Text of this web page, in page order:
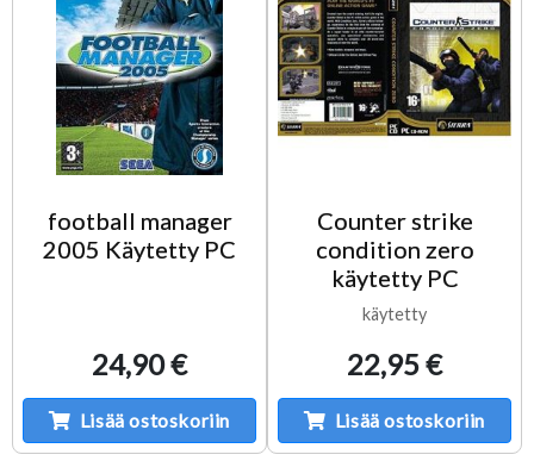
football manager
2005 Käytetty PC
24,90 €
Lisää ostoskoriin
Counter strike
condition zero
käytetty PC
käytetty
22,95 €
Lisää ostoskoriin